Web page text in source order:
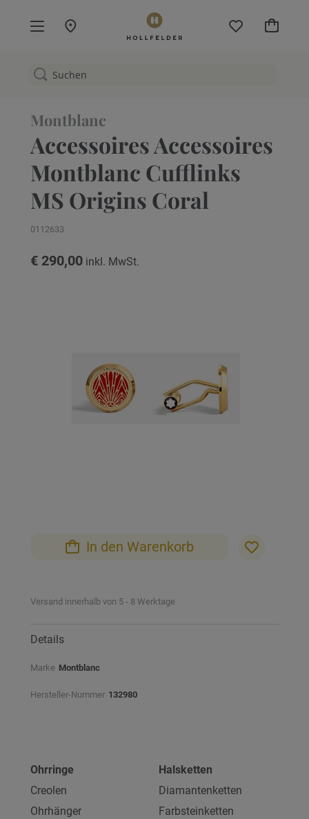
Mein
Montblanc
Accessoires Accessoires
Montblanc Cufflinks
MS Origins Coral
0112633
€ 290,00
springen
In den Warenkorb
Versand innerhalb von 5 - 8 Werktage
Details
Marke Montblanc
Hersteller-Nummer 132980
Ohrringe
Creolen
Ohrhänger
Halsketten
Diamantenketten
Farbsteinketten